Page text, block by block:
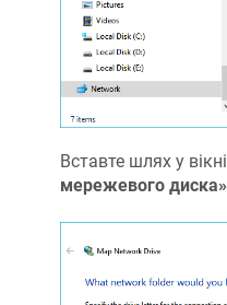
Вставте шлях у вікні
мережевого диска»